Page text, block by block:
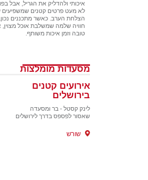
איכותי ולהדליק את הגריל, אבל
לא מעט פרטים קטנים שמשפיעים
הצלחת הערב. כאשר מתכננים
חוויה שלמה שמשלבת אוכל מצוין,
טובה וזמן איכות משותף.
מסעדות מומלצות
אירועים קטנים
בירושלים
לינק קסטל - בר ומסעדה
שאסור לפספס בדרך לירושלים
שורש